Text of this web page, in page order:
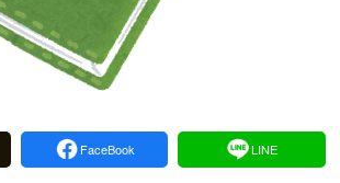
FaceBook LINE